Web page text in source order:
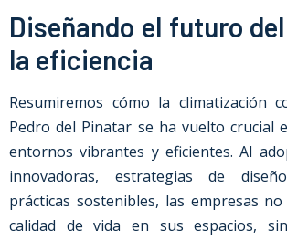
Diseñando el futuro
la eficiencia
Resumiremos cómo la climatización
Pedro del Pinatar se ha vuelto crucial
entornos vibrantes y eficientes. Al
innovadoras, estrategias de
prácticas sostenibles, las empresas
calidad de vida en sus espacios,